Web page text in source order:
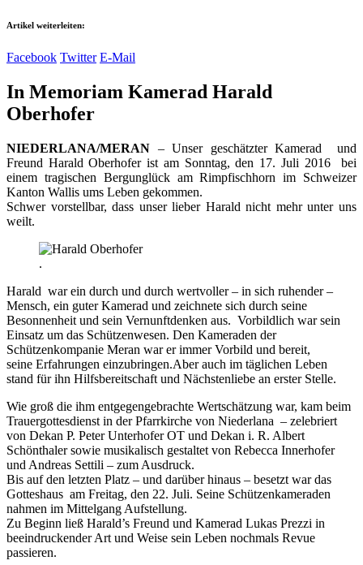
Artikel weiterleiten:
Facebook Twitter E-Mail
In Memoriam Kamerad Harald
Oberhofer
NIEDERLANA/MERAN – Unser geschätzter Kamerad und
Freund Harald Oberhofer ist am Sonntag, den 17. Juli 2016 bei
einem tragischen Bergunglück am Rimpfischhorn im Schweizer
Kanton Wallis ums Leben gekommen.
Schwer vorstellbar, dass unser lieber Harald nicht mehr unter uns
weilt.
.
Harald war ein durch und durch wertvoller – in sich ruhender –
Mensch, ein guter Kamerad und zeichnete sich durch seine
Besonnenheit und sein Vernunftdenken aus. Vorbildlich war sein
Einsatz um das Schützenwesen. Den Kameraden der
Schützenkompanie Meran war er immer Vorbild und bereit,
seine Erfahrungen einzubringen.Aber auch im täglichen Leben
stand für ihn Hilfsbereitschaft und Nächstenliebe an erster Stelle.
Wie groß die ihm entgegengebrachte Wertschätzung war, kam beim
Trauergottesdienst in der Pfarrkirche von Niederlana – zelebriert
von Dekan P. Peter Unterhofer OT und Dekan i. R. Albert
Schönthaler sowie musikalisch gestaltet von Rebecca Innerhofer
und Andreas Settili – zum Ausdruck.
Bis auf den letzten Platz – und darüber hinaus – besetzt war das
Gotteshaus am Freitag, den 22. Juli. Seine Schützenkameraden
nahmen im Mittelgang Aufstellung.
Zu Beginn ließ Harald’s Freund und Kamerad Lukas Prezzi in
beeindruckender Art und Weise sein Leben nochmals Revue
passieren.